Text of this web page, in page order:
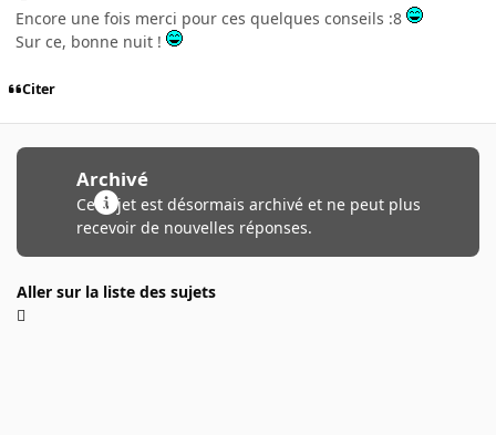
Encore une fois merci pour ces quelques conseils :8
Sur ce, bonne nuit !
Citer
Archivé
Ce sujet est désormais archivé et ne peut plus
recevoir de nouvelles réponses.
Aller sur la liste des sujets